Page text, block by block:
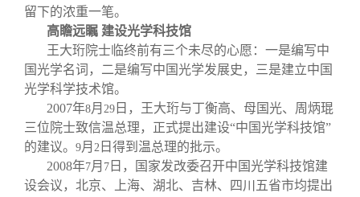
校友服务
信息化服务
三创大赛
校友总会
总会简介
会长致辞
关闭
留下的浓重一笔。
高瞻远瞩 建设光学科技馆
王大珩院士临终前有三个未尽的心愿：一是编写中
国光学名词，二是编写中国光学发展史，三是建立中国
光学科学技术馆。
2007年8月 29 日 ，王大珩与丁衡高、母国光、周炳琨
三位院士致信温总理，正式提出建设“中国光学科技馆”
的建议。 9月 2 日得到温总理的批示。
2008年7月 7 日 ，国家发改委召开中国光学科技馆建
设会议，北京、上海、湖北、吉林、四川五省市均提出